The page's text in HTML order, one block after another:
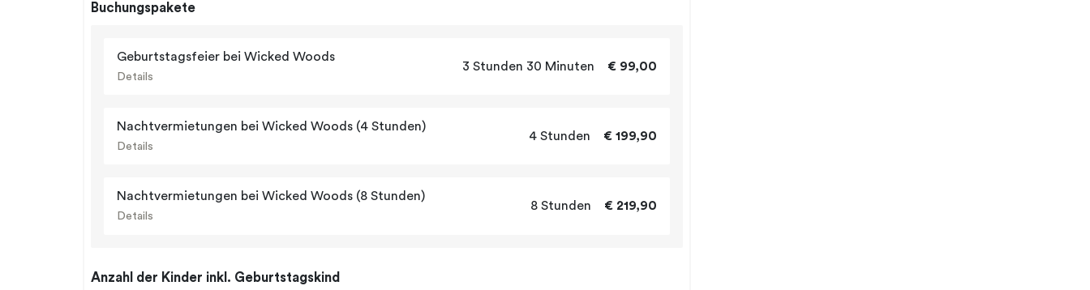
Buchungspakete
Geburtstagsfeier bei Wicked Woods
Details
3 Stunden 30 Minuten € 99,00
Nachtvermietungen bei Wicked Woods (4 Stunden)
Details
4 Stunden € 199,90
Nachtvermietungen bei Wicked Woods (8 Stunden)
Details
8 Stunden € 219,90
Anzahl der Kinder inkl. Geburtstagskind